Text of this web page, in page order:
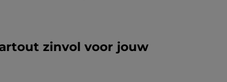
zinvol voor jouw